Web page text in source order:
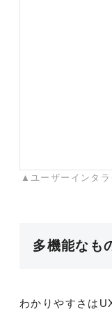
▲ユーザーインタ
多機能なも
わかりやすさは